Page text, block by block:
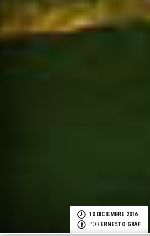
10 DICIEMBRE 2016
POR ERNESTO GRAF